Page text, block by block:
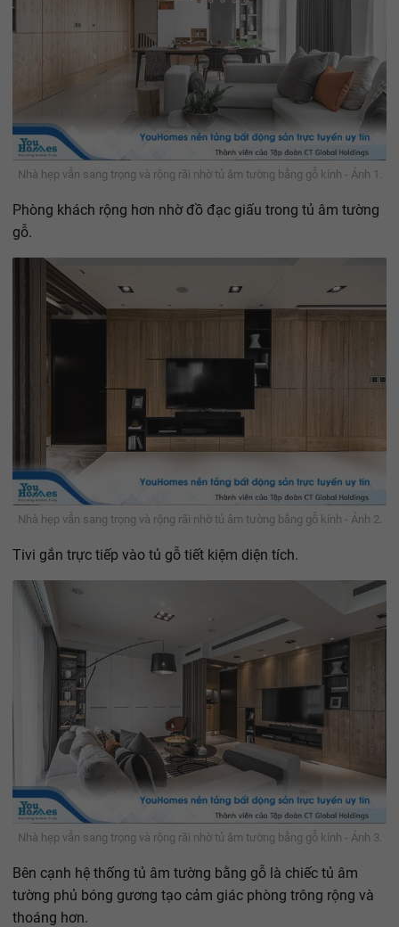
Nhà hẹp vẫn sang trọng và rộng rãi nhờ tủ âm tường bằng gỗ kính - Ảnh 1.
Phòng khách rộng hơn nhờ đồ đạc giấu trong tủ âm tường
gỗ.
Nhà hẹp vẫn sang trọng và rộng rãi nhờ tủ âm tường bằng gỗ kính - Ảnh 2.
Tivi gắn trực tiếp vào tủ gỗ tiết kiệm diện tích.
Nhà hẹp vẫn sang trọng và rộng rãi nhờ tủ âm tường bằng gỗ kính - Ảnh 3.
Bên cạnh hệ thống tủ âm tường bằng gỗ là chiếc tủ âm
tường phủ bóng gương tạo cảm giác phòng trông rộng và
thoáng hơn.